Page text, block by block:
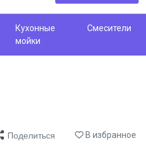
Кухонные
мойки
Смесители
Поделиться В избранное